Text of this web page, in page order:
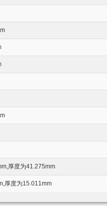
厚度为41.275mm
厚度为15.011mm